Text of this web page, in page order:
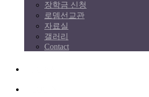
장학금 신청
로뎀선교관
자료실
갤러리
Contact